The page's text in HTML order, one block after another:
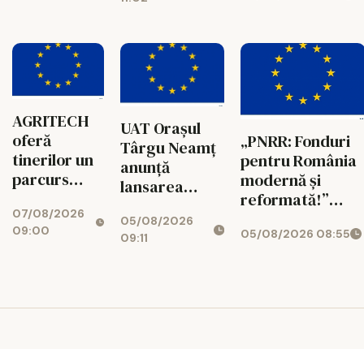
Cod SMIS:
351753
Fiecare” Cod
Cod SMIS:
350622
AGRITECH
oferă
tinerilor un
parcurs
conectat cu
realitatea
07/08/2026
09:00
UAT Orașul
Târgu Neamț
anunță
lansarea
„Creșterea
atractivității
și dezvoltarea
05/08/2026
09:11
„PNRR: Fonduri
pentru România
modernă și
reformată!”
model de
piața muncii
05/08/2026 08:55